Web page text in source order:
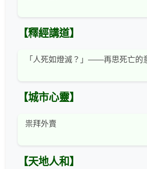
【釋經講道】
「人死如燈滅？」——再思死亡的
【城市心靈】
祟拜外賣
【天地人和】